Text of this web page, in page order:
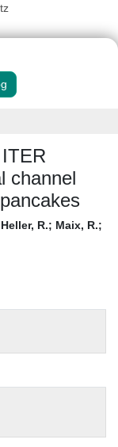
channel
Heller, R.; Maix, R.;